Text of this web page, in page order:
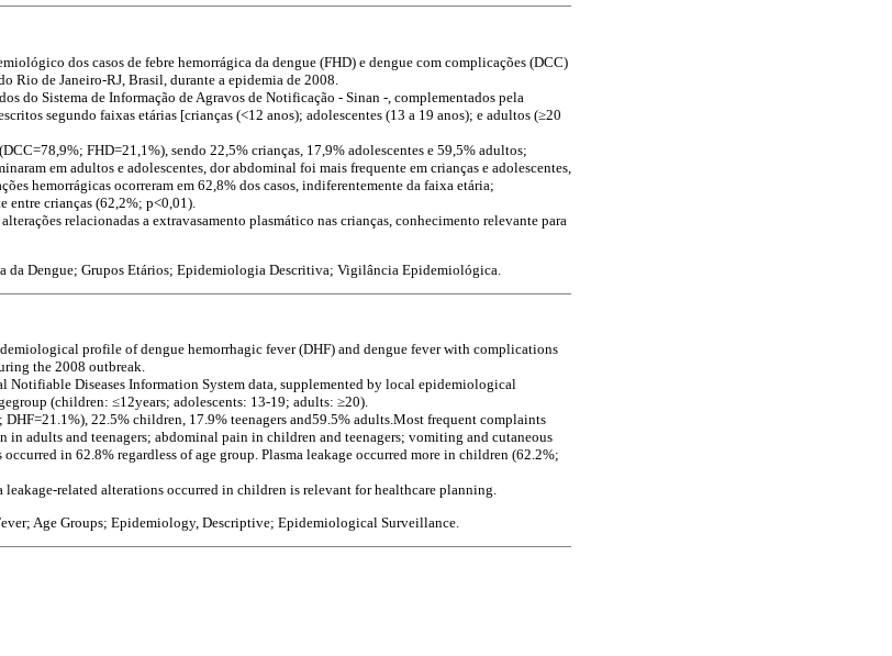
dos casos de febre hemorrágica da dengue (FHD) e dengue com complicações (DCC)
Rio de Janeiro-RJ, Brasil, durante a epidemia de 2008.
do Sistema de Informação de Agravos de Notificação - Sinan -, complementados pela
segundo faixas etárias [crianças (<12 anos); adolescentes (13 a 19 anos); e adultos (≥20
FHD=21,1%), sendo 22,5% crianças, 17,9% adolescentes e 59,5% adultos;
em adultos e adolescentes, dor abdominal foi mais frequente em crianças e adolescentes,
hemorrágicas ocorreram em 62,8% dos casos, indiferentemente da faixa etária;
entre crianças (62,2%; p<0,01).
relacionadas a extravasamento plasmático nas crianças, conhecimento relevante para
da Dengue; Grupos Etários; Epidemiologia Descritiva; Vigilância Epidemiológica.
profile of dengue hemorrhagic fever (DHF) and dengue fever with complications
the 2008 outbreak.
Notifiable Diseases Information System data, supplemented by local epidemiological
(children: ≤12years; adolescents: 13-19; adults: ≥20).
DHF=21.1%), 22.5% children, 17.9% teenagers and59.5% adults.Most frequent complaints
in adults and teenagers; abdominal pain in children and teenagers; vomiting and cutaneous
in 62.8% regardless of age group. Plasma leakage occurred more in children (62.2%;
leakage-related alterations occurred in children is relevant for healthcare planning.
Age Groups; Epidemiology, Descriptive; Epidemiological Surveillance.